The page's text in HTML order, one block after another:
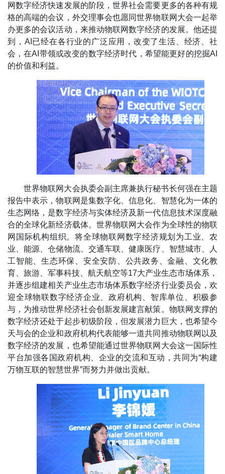
网数字经济快速发展的阶段，世界社会需要更多的各种有规
格的高端的会议，外交理事会也愿同世界物联网大会一起举
办更多的会议活动，来推动物联网数字经济的发展。他还提
到，AI已经在各行业的广泛应用，改变了生活、经济、社
会，在AI带领或改变的数字经济时代，希望能更好的挖掘AI
的价值和利益。
世界物联网大会执委会副主席兼执行秘书长何强在主题
报告中表示，物联网是集数字化、信息化、智慧化为一体的
生态网络，是数字经济与实体经济及新一代信息技术深度融
合的全球化新经济载体。世界物联网大会作为全球性的物联
网国际机构组织。将全球物联网数字经济规划为工业、农
业、能源、仓储物流、交通车联、健康医疗、智慧城市、人
工智能、生态环保、安全安防、公共政务、金融、文化教
育、旅游、军事科技、航天航空等17大产业生态市场体系，
并逐步组建相关产业生态市场体系数字经济行业委员会，欢
迎全球物联数字经济企业、政府机构、智库单位、积极参
与，为推动世界经济社会创新发展建言献策。物联网支撑的
数字经济还处于起步初级阶段，但发展潜力巨大，也希望今
天与会的企业和政府机构代表能够一道共同推动物联网以及
数字经济的发展，也希望能通过世界物联网大会这一国际性
平台加强各国政府机构、企业的交流和互动，共同为“构建
万物互联的智慧世界”而努力并做出贡献。